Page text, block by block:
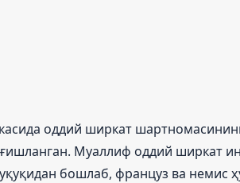
оддий ширкат
Муаллиф оддий ширкат
бошлаб, француз ва немис